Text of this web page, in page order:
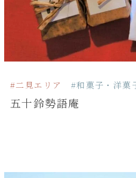
#二見エリア #和菓子・洋菓
五十鈴勢語庵